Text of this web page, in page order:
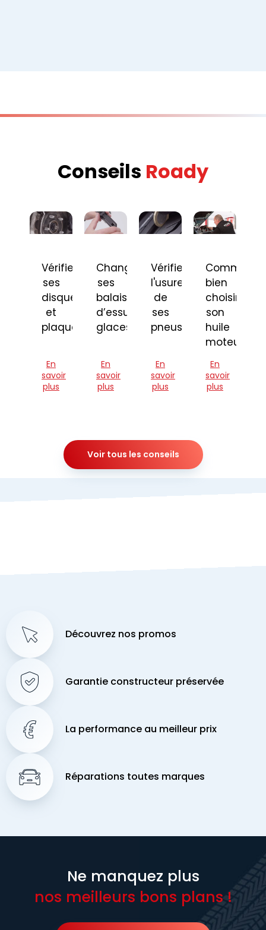
Conseils Roady
Vérifier
ses
disques
et
plaquettes
En
savoir
plus
Changer
ses
balais
d’essuie-
glaces
En
savoir
plus
Vérifier
l'usure
de
ses
pneus
En
savoir
plus
Comment
bien
choisir
son
huile
moteur
En
savoir
plus
Voir tous les conseils
Découvrez nos promos
Garantie constructeur préservée
La performance au meilleur prix
Réparations toutes marques
Ne manquez plus
nos meilleurs bons plans !